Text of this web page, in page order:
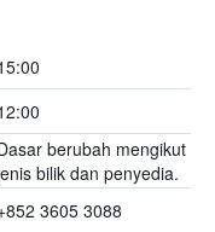
berubah mengikut
bilik dan penyedia.
3605 3088